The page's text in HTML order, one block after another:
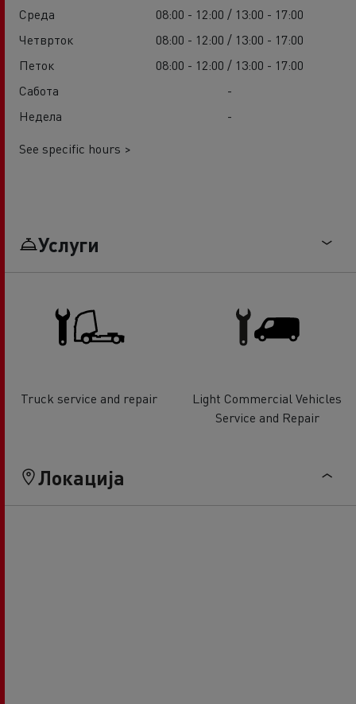
Среда
08:00 - 12:00 / 13:00 - 17:00
Четврток
08:00 - 12:00 / 13:00 - 17:00
Петок
08:00 - 12:00 / 13:00 - 17:00
Сабота
-
Недела
-
See specific hours >
Услуги
Truck service and repair
Light Commercial Vehicles
Service and Repair
Локација